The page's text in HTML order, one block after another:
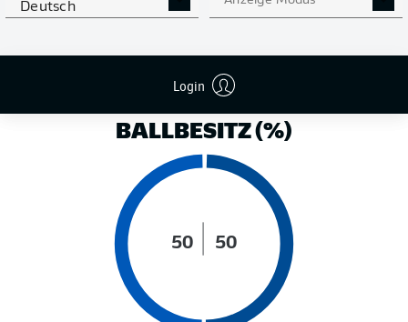
Deutsch
Login
LAUFDISTANZ (KM)
BALLBESITZ (%)
50 50